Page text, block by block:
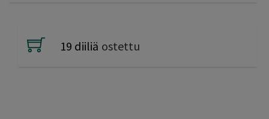
19 diiliä ostettu